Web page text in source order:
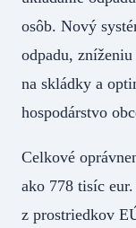
osôb. Nový
odpadu,
na skládky a
hospodárstvo
Celkové
ako 778 tisíc
z prostriedkov